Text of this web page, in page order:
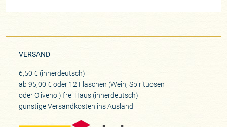
VERSAND
6,50 € (innerdeutsch)
ab 95,00 € oder 12 Flaschen (Wein, Spirituosen
oder Olivenöl) frei Haus (innerdeutsch)
günstige Versandkosten ins Ausland